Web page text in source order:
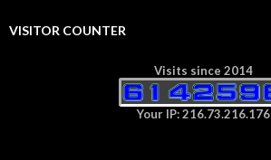
VISITOR COUNTER
Visits since 2014
Your IP: 216.73.216.176